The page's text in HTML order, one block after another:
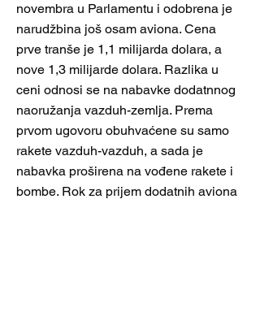
novembra u Parlamentu i odobrena je
narudžbina još osam aviona. Cena
prve tranše je 1,1 milijarda dolara, a
nove 1,3 milijarde dolara. Razlika u
ceni odnosi se na nabavke dodatnnog
naoružanja vazduh-zemlja. Prema
prvom ugovoru obuhvaćene su samo
rakete vazduh-vazduh, a sada je
nabavka proširena na vođene rakete i
bombe. Rok za prijem dodatnih aviona